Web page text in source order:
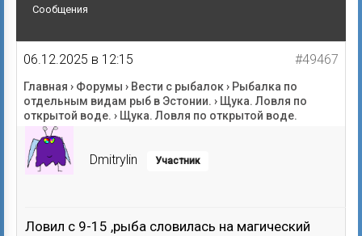
Сообщения
06.12.2025 в 12:15 #49467
Главная › Форумы › Вести с рыбалок› Рыбалка по
отдельным видам рыб в Эстонии. › Щука. Ловля по
открытой воде. › Щука. Ловля по открытой воде.
Dmitrylin Участник
Ловил с 9-15 ,рыба словилась на магический